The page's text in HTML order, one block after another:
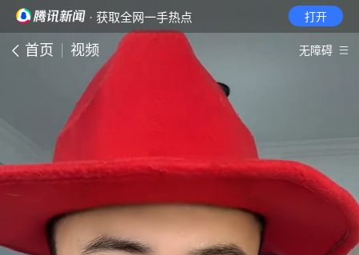
· 获取全网一手热点 打开
首页 视频 无障碍